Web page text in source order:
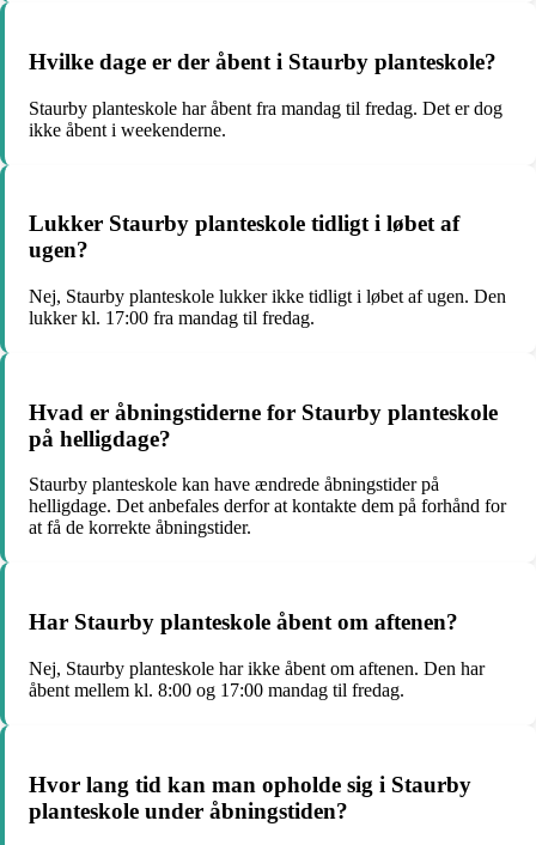
Hvilke dage er der åbent i Staurby planteskole?
Staurby planteskole har åbent fra mandag til fredag. Det er dog
ikke åbent i weekenderne.
Lukker Staurby planteskole tidligt i løbet af
ugen?
Nej, Staurby planteskole lukker ikke tidligt i løbet af ugen. Den
lukker kl. 17:00 fra mandag til fredag.
Hvad er åbningstiderne for Staurby planteskole
på helligdage?
Staurby planteskole kan have ændrede åbningstider på
helligdage. Det anbefales derfor at kontakte dem på forhånd for
at få de korrekte åbningstider.
Har Staurby planteskole åbent om aftenen?
Nej, Staurby planteskole har ikke åbent om aftenen. Den har
åbent mellem kl. 8:00 og 17:00 mandag til fredag.
Hvor lang tid kan man opholde sig i Staurby
planteskole under åbningstiden?